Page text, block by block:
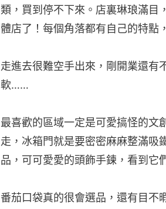
類，買到停不下來。店裏琳琅滿目
體店了！每個角落都有自己的特點
走進去很難空手出來，剛開業還有
軟……
最喜歡的區域一定是可愛搞怪的文
走，冰箱門就是要密密麻麻整滿吸
品，可可愛愛的頭飾手鍊，看到它
番茄口袋真的很會選品，還有目不